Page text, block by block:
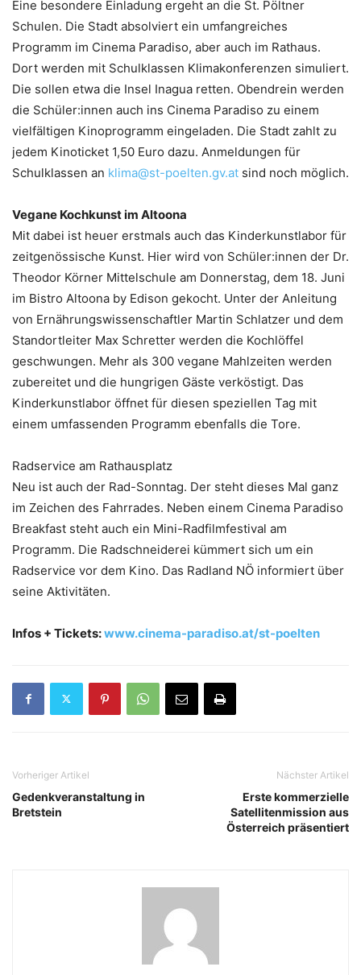
Eine besondere Einladung ergeht an die St. Pöltner
Schulen. Die Stadt absolviert ein umfangreiches
Programm im Cinema Paradiso, aber auch im Rathaus.
Dort werden mit Schulklassen Klimakonferenzen simuliert.
Die sollen etwa die Insel Inagua retten. Obendrein werden
die Schüler:innen auch ins Cinema Paradiso zu einem
vielfältigen Kinoprogramm eingeladen. Die Stadt zahlt zu
jedem Kinoticket 1,50 Euro dazu. Anmeldungen für
Schulklassen an klima@st-poelten.gv.at sind noch möglich.
Vegane Kochkunst im Altoona
Mit dabei ist heuer erstmals auch das Kinderkunstlabor für
zeitgenössische Kunst. Hier wird von Schüler:innen der Dr.
Theodor Körner Mittelschule am Donnerstag, dem 18. Juni
im Bistro Altoona by Edison gekocht. Unter der Anleitung
von Ernährungswissenschaftler Martin Schlatzer und dem
Standortleiter Max Schretter werden die Kochlöffel
geschwungen. Mehr als 300 vegane Mahlzeiten werden
zubereitet und die hungrigen Gäste verköstigt. Das
Kinderkunstlabor öffnet für diesen speziellen Tag mit
einem umfassenden Programm ebenfalls die Tore.
Radservice am Rathausplatz
Neu ist auch der Rad-Sonntag. Der steht dieses Mal ganz
im Zeichen des Fahrrades. Neben einem Cinema Paradiso
Breakfast steht auch ein Mini-Radfilmfestival am
Programm. Die Radschneiderei kümmert sich um ein
Radservice vor dem Kino. Das Radland NÖ informiert über
seine Aktivitäten.
Infos + Tickets:www.cinema-paradiso.at/st-poelten
Vorheriger Artikel
Gedenkveranstaltung in
Bretstein
Nächster Artikel
Erste kommerzielle
Satellitenmission aus
Österreich präsentiert